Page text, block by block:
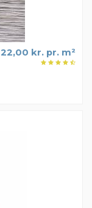
22,00 kr. pr. m²